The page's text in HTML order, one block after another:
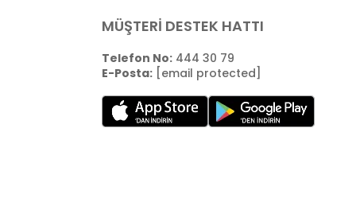
MÜŞTERİ DESTEK HATTI
Telefon No:444 30 79
E-Posta: [email protected]